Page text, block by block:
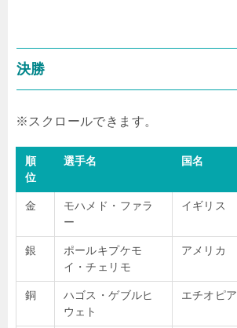
決勝
順
位
選手名 国名
金
モハメド・ファラ
ー
イギリス
銀
ポールキプケモ
イ・チェリモ
アメリカ
銅
ハゴス・ゲブルヒ
ウェト
エチオピア